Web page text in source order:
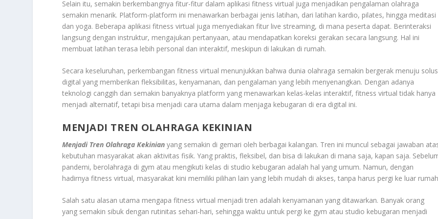
Selain itu, semakin berkembangnya fitur-fitur dalam aplikasi fitness virtual juga menjadikan pengalaman olahraga
semakin menarik. Platform-platform ini menawarkan berbagai jenis latihan, dari latihan kardio, pilates, hingga meditasi
dan yoga. Beberapa aplikasi fitness virtual juga menyediakan fitur live streaming, di mana peserta dapat. Berinteraksi
langsung dengan instruktur, mengajukan pertanyaan, atau mendapatkan koreksi gerakan secara langsung. Hal ini
membuat latihan terasa lebih personal dan interaktif, meskipun di lakukan di rumah.
Secara keseluruhan, perkembangan fitness virtual menunjukkan bahwa dunia olahraga semakin bergerak menuju
digital yang memberikan fleksibilitas, kenyamanan, dan pengalaman yang lebih menyenangkan. Dengan adanya
teknologi canggih dan semakin banyaknya platform yang menawarkan kelas-kelas interaktif, fitness virtual tidak hanya
menjadi alternatif, tetapi bisa menjadi cara utama dalam menjaga kebugaran di era digital ini.
MENJADI TREN OLAHRAGA KEKINIAN
Menjadi Tren Olahraga Kekinian yang semakin di gemari oleh berbagai kalangan. Tren ini muncul sebagai jawaban
kebutuhan masyarakat akan aktivitas fisik. Yang praktis, fleksibel, dan bisa di lakukan di mana saja, kapan saja.
pandemi, berolahraga di gym atau mengikuti kelas di studio kebugaran adalah hal yang umum. Namun, dengan
hadirnya fitness virtual, masyarakat kini memiliki pilihan lain yang lebih mudah di akses, tanpa harus pergi ke luar
Salah satu alasan utama mengapa fitness virtual menjadi tren adalah kenyamanan yang ditawarkan. Banyak orang
yang semakin sibuk dengan rutinitas sehari-hari, sehingga waktu untuk pergi ke gym atau studio kebugaran menjadi